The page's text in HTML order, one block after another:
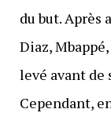
du but. Après
Diaz,
levé avant de
Cependant,